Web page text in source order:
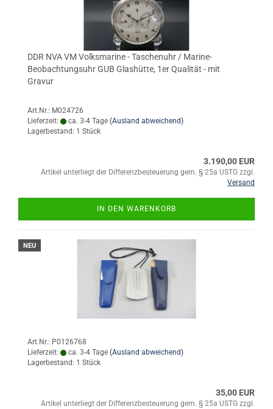
DDR NVA VM Volksmarine - Taschenuhr / Marine-
Beobachtungsuhr GUB Glashütte, 1er Qualität - mit
Gravur
Art.Nr.: M024726
Lieferzeit:
ca. 3-4 Tage (Ausland abweichend)
Lagerbestand: 1 Stück
3.190,00 EUR
Artikel unterliegt der Differenzbesteuerung gem. § 25a USTG zzgl.
Versand
IN DEN WARENKORB
NEU
Art.Nr.: P0126768
Lieferzeit:
ca. 3-4 Tage (Ausland abweichend)
Lagerbestand: 1 Stück
35,00 EUR
Artikel unterliegt der Differenzbesteuerung gem. § 25a USTG zzgl.